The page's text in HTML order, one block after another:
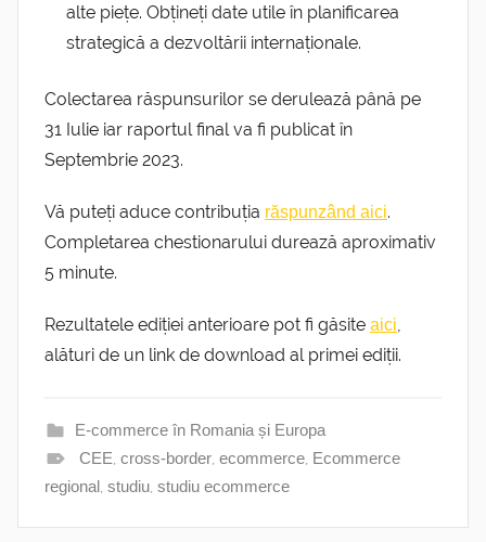
alte piețe. Obțineți date utile în planificarea
strategică a dezvoltării internaționale.
Colectarea răspunsurilor se derulează până pe
31 Iulie iar raportul final va fi publicat în
Septembrie 2023.
Vă puteți aduce contribuția răspunzând aici.
Completarea chestionarului durează aproximativ
5 minute.
Rezultatele ediției anterioare pot fi găsite aici,
alături de un link de download al primei ediții.
E-commerce în Romania și Europa
CEE, cross-border, ecommerce, Ecommerce
regional, studiu, studiu ecommerce